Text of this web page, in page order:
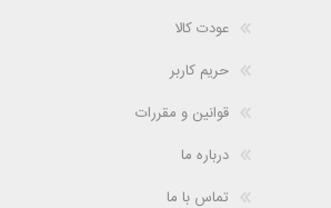
عودت کالا
حریم کاربر
قوانین و مقررات
درباره ما
تماس با ما